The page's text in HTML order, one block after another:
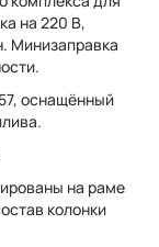
на 220 В,
Минизаправка
оснащённый
на раме
колонки